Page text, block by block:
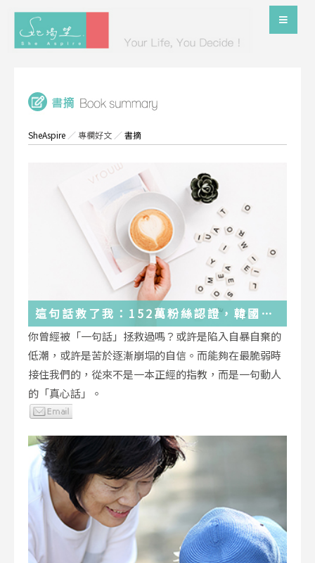
SheAspire ／專欄好文 ／書摘
這句話救了我：152萬粉絲認證，韓國最
受歡迎的YouTuber「國民姐姐」金美敬
為跌落情緒深淵的你雪中送炭！
你曾經被「一句話」拯救過嗎？或許是陷入自暴自棄的
低潮，或許是苦於逐漸崩塌的自信。而能夠在最脆弱時
接住我們的，從來不是一本正經的指教，而是一句動人
的「真心話」。